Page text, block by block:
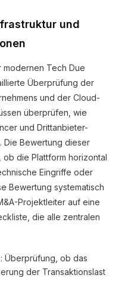
und
modernen Tech Due
Überprüfung der
und der Cloud-
überprüfen, wie
und Drittanbieter-
Die Bewertung dieser
die Plattform horizontal
Eingriffe oder
Bewertung systematisch
Projektleiter auf eine
die alle zentralen
Überprüfung, ob das
der Transaktionslast